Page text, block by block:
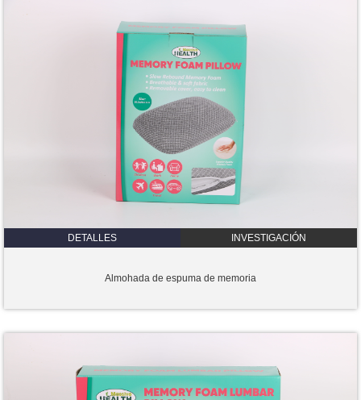
DETALLES INVESTIGACIÓN
Almohada de espuma de memoria